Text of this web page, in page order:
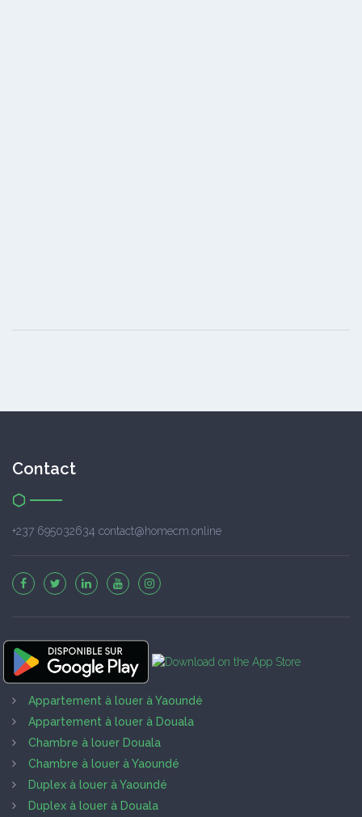
Contact
+237 695032634 contact@homecm.online
Appartement à louer à Yaoundé
Appartement à louer à Douala
Chambre à louer Douala
Chambre à louer à Yaoundé
Duplex à louer à Yaoundé
Duplex à louer à Douala